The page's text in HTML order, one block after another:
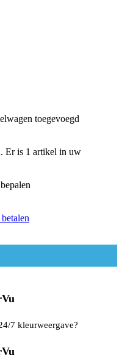
toegevoegd
Er is 1 artikel in uw
7 kleurweergave?